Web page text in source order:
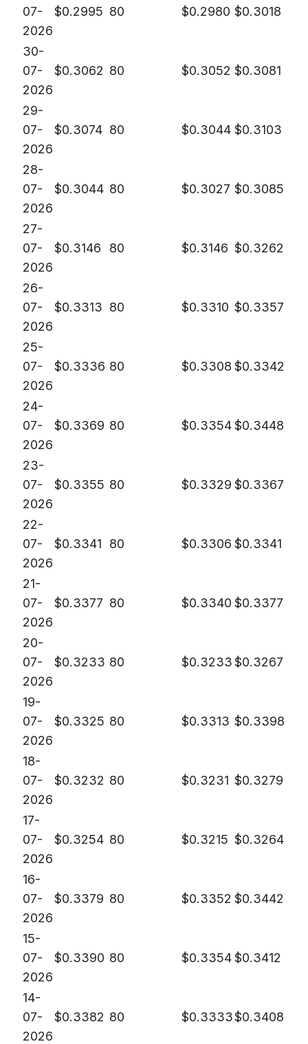
07-
2026
$0.2995 80 $0.2980 $0.3018
30-
07-
2026
$0.3062 80 $0.3052 $0.3081
29-
07-
2026
$0.3074 80 $0.3044 $0.3103
28-
07-
2026
$0.3044 80 $0.3027 $0.3085
27-
07-
2026
$0.3146 80 $0.3146 $0.3262
26-
07-
2026
$0.3313 80 $0.3310 $0.3357
25-
07-
2026
$0.3336 80 $0.3308 $0.3342
24-
07-
2026
$0.3369 80 $0.3354$0.3448
23-
07-
2026
$0.3355 80 $0.3329 $0.3367
22-
07-
2026
$0.3341 80 $0.3306 $0.3341
21-
07-
2026
$0.3377 80 $0.3340 $0.3377
20-
07-
2026
$0.3233 80 $0.3233$0.3267
19-
07-
2026
$0.3325 80 $0.3313 $0.3398
18-
07-
2026
$0.3232 80 $0.3231 $0.3279
17-
07-
2026
$0.3254 80 $0.3215 $0.3264
16-
07-
2026
$0.3379 80 $0.3352 $0.3442
15-
07-
2026
$0.3390 80 $0.3354$0.3412
14-
07-
2026
$0.3382 80 $0.3333$0.3408